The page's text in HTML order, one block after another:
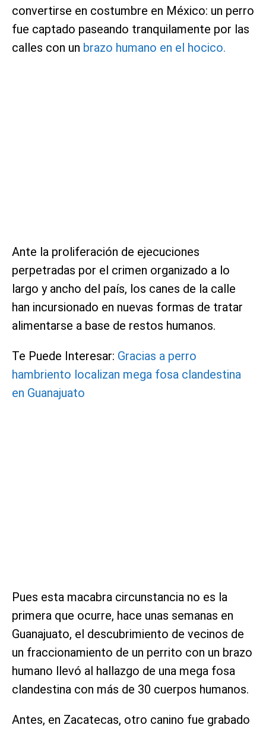
convertirse en costumbre en México: un perro
fue captado paseando tranquilamente por las
calles con un brazo humano en el hocico.
Ante la proliferación de ejecuciones
perpetradas por el crimen organizado a lo
largo y ancho del país, los canes de la calle
han incursionado en nuevas formas de tratar
alimentarse a base de restos humanos.
Te Puede Interesar: Gracias a perro
hambriento localizan mega fosa clandestina
en Guanajuato
Pues esta macabra circunstancia no es la
primera que ocurre, hace unas semanas en
Guanajuato, el descubrimiento de vecinos de
un fraccionamiento de un perrito con un brazo
humano llevó al hallazgo de una mega fosa
clandestina con más de 30 cuerpos humanos.
Antes, en Zacatecas, otro canino fue grabado